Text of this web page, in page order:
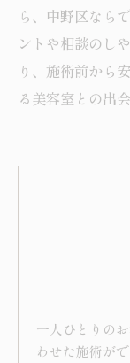
ら、中野区なら
ントや相談のし
り、施術前から
る美容室との出
一人ひとりの
わせた施術が